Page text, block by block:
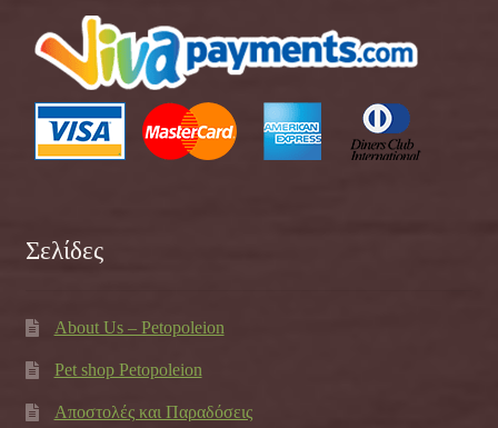
Σελίδες
About Us – Petopoleion
Pet shop Petopoleion
Αποστολές και Παραδόσεις